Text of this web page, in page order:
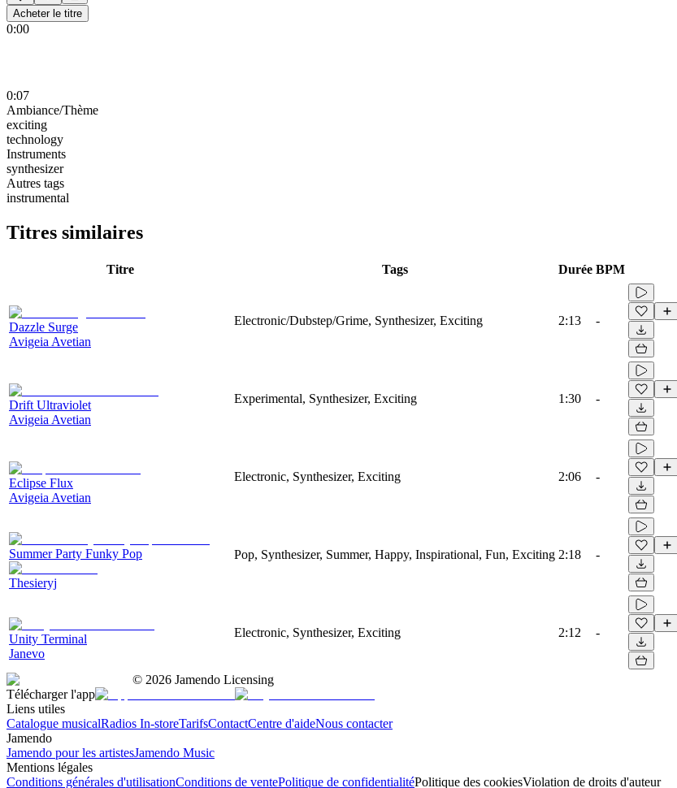
Acheter le titre
0:00
0:07
Ambiance/Thème
exciting
technology
Instruments
synthesizer
Autres tags
instrumental
Titres similaires
Titre Tags Durée BPM
Dazzle Surge
Avigeia Avetian
Electronic/Dubstep/Grime, Synthesizer, Exciting 2:13 -
Drift Ultraviolet
Avigeia Avetian
Experimental, Synthesizer, Exciting 1:30 -
Eclipse Flux
Avigeia Avetian
Electronic, Synthesizer, Exciting 2:06 -
Summer Party Funky Pop
Thesieryj
Pop, Synthesizer, Summer, Happy, Inspirational, Fun, Exciting 2:18 -
Unity Terminal
Janevo
Electronic, Synthesizer, Exciting 2:12 -
© 2026 Jamendo Licensing
Télécharger l'app
Liens utiles
Catalogue musicalRadios In-storeTarifsContactCentre d'aideNous contacter
Jamendo
Jamendo pour les artistesJamendo Music
Mentions légales
Conditions générales d'utilisationConditions de ventePolitique de confidentialitéPolitique des cookiesViolation de droits d'auteur